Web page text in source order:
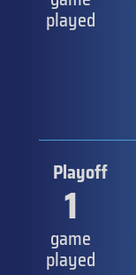
played
Playoff
1
game
played